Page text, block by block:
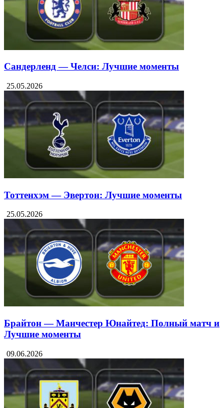
Сандерленд — Челси: Лучшие моменты
25.05.2026
Тоттенхэм — Эвертон: Лучшие моменты
25.05.2026
Брайтон — Манчестер Юнайтед: Полный матч и
Лучшие моменты
09.06.2026